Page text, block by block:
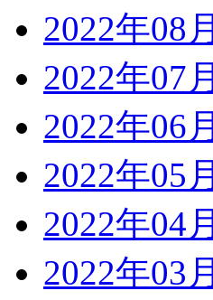
2022年08月
2022年07月
2022年06月
2022年05月
2022年04月
2022年03月